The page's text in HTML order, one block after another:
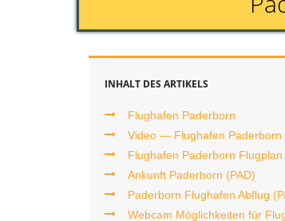
.
INHALT DES ARTIKELS
Flughafen Paderborn
Video — Flughafen Paderborn
Flughafen Paderborn Flugplan
Ankunft Paderborn (PAD)
Paderborn Flughafen Abflug
Webcam Möglichkeiten für